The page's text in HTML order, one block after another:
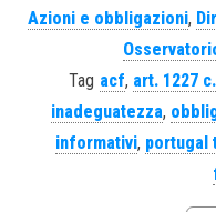
Azioni e obbligazioni,
Tag acf, art. 1227
inadeguatezza,
informativi, portugal